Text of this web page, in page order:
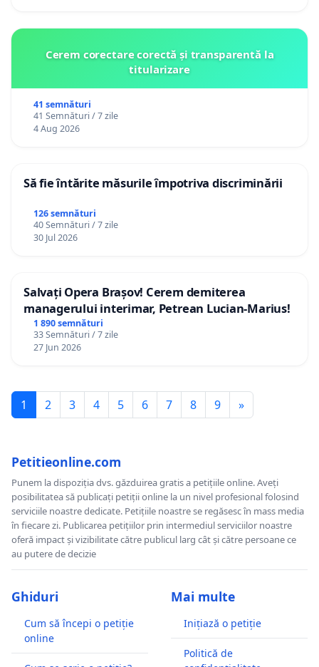
Cerem corectare corectă și transparentă la
titularizare
41 semnături
41 Semnături / 7 zile
4 Aug 2026
Să fie întărite măsurile împotriva discriminării
126 semnături
40 Semnături / 7 zile
30 Jul 2026
Salvați Opera Brașov! Cerem demiterea
managerului interimar, Petrean Lucian-Marius!
1 890 semnături
33 Semnături / 7 zile
27 Jun 2026
1 2 3 4 5 6 7 8 9 »
Petitieonline.com
Punem la dispoziția dvs. găzduirea gratis a petițiile online. Aveți
posibilitatea să publicați petiții online la un nivel profesional folosind
serviciile noastre dedicate. Petițiile noastre se regăsesc în mass media
în fiecare zi. Publicarea petițiilor prin intermediul serviciilor noastre
oferă impact și vizibilitate către publicul larg cât și către persoane ce
au putere de decizie
Ghiduri
Cum să începi o petiție
online
Mai multe
Inițiază o petiție
Politică de